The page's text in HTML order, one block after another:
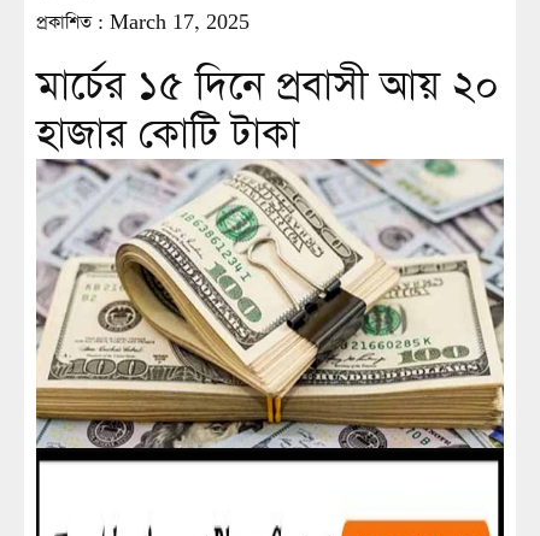
প্রকাশিত : March 17, 2025
মার্চের ১৫ দিনে প্রবাসী আয় ২০
হাজার কোটি টাকা